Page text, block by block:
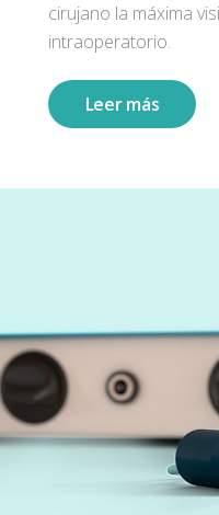
cirujano la máxima
intraoperatorio.
Leer más